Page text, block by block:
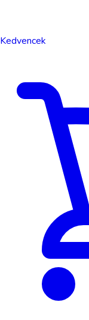
Kedvencek